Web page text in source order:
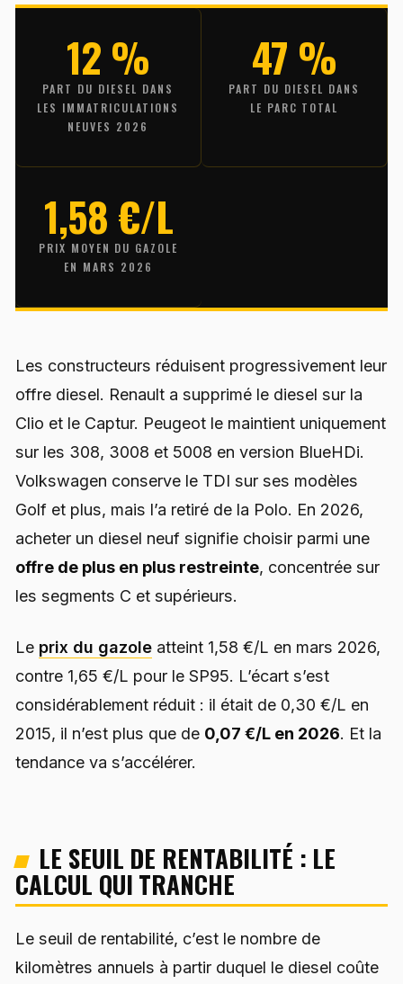
12 %
PART DU DIESEL DANS
LES IMMATRICULATIONS
NEUVES 2026
47 %
PART DU DIESEL DANS
LE PARC TOTAL
1,58 €/L
PRIX MOYEN DU GAZOLE
EN MARS 2026
Les constructeurs réduisent progressivement leur
offre diesel. Renault a supprimé le diesel sur la
Clio et le Captur. Peugeot le maintient uniquement
sur les 308, 3008 et 5008 en version BlueHDi.
Volkswagen conserve le TDI sur ses modèles
Golf et plus, mais l’a retiré de la Polo. En 2026,
acheter un diesel neuf signifie choisir parmi une
offre de plus en plus restreinte, concentrée sur
les segments C et supérieurs.
Le prix du gazole atteint 1,58 €/L en mars 2026,
contre 1,65 €/L pour le SP95. L’écart s’est
considérablement réduit : il était de 0,30 €/L en
2015, il n’est plus que de 0,07 €/L en 2026. Et la
tendance va s’accélérer.
LE SEUIL DE RENTABILITÉ : LE
CALCUL QUI TRANCHE
Le seuil de rentabilité, c’est le nombre de
kilomètres annuels à partir duquel le diesel coûte